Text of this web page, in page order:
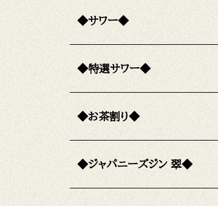
◆サワー◆
◆特選サワー◆
◆お茶割り◆
◆ジャパニーズジン 翠◆